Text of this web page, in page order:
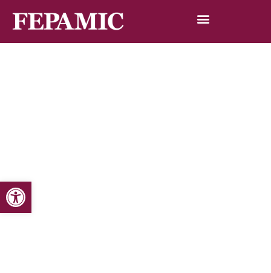
Abrir barra de herramientas
Inicio